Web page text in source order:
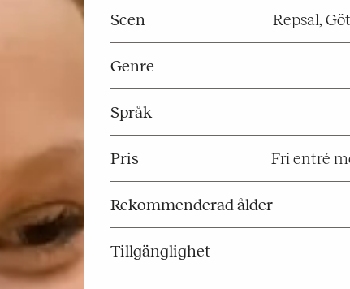
Scen Repsal,
Genre
Språk
Pris Fri entré
Rekommenderad ålder
Tillgänglighet